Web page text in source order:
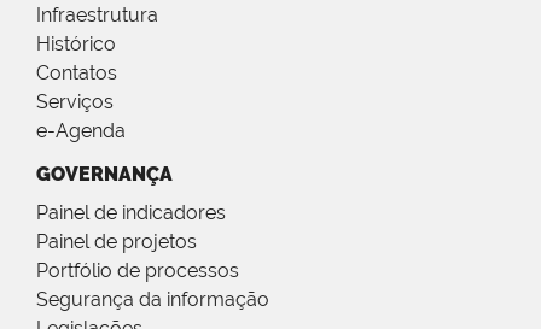
Infraestrutura
Histórico
Contatos
Serviços
e-Agenda
GOVERNANÇA
Painel de indicadores
Painel de projetos
Portfólio de processos
Segurança da informação